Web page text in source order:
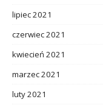
lipiec 2021
czerwiec 2021
kwiecień 2021
marzec 2021
luty 2021